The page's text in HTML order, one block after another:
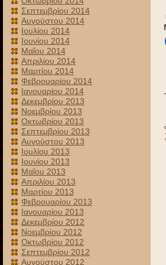
Σεπτεμβρίου 2014
Αυγούστου 2014
Ιουλίου 2014
Ιουνίου 2014
Μαΐου 2014
Απριλίου 2014
Μαρτίου 2014
Φεβρουαρίου 2014
Ιανουαρίου 2014
Δεκεμβρίου 2013
Νοεμβρίου 2013
Οκτωβρίου 2013
Σεπτεμβρίου 2013
Αυγούστου 2013
Ιουλίου 2013
Ιουνίου 2013
Μαΐου 2013
Απριλίου 2013
Μαρτίου 2013
Φεβρουαρίου 2013
Ιανουαρίου 2013
Δεκεμβρίου 2012
Νοεμβρίου 2012
Οκτωβρίου 2012
Σεπτεμβρίου 2012
Αυγούστου 2012
-